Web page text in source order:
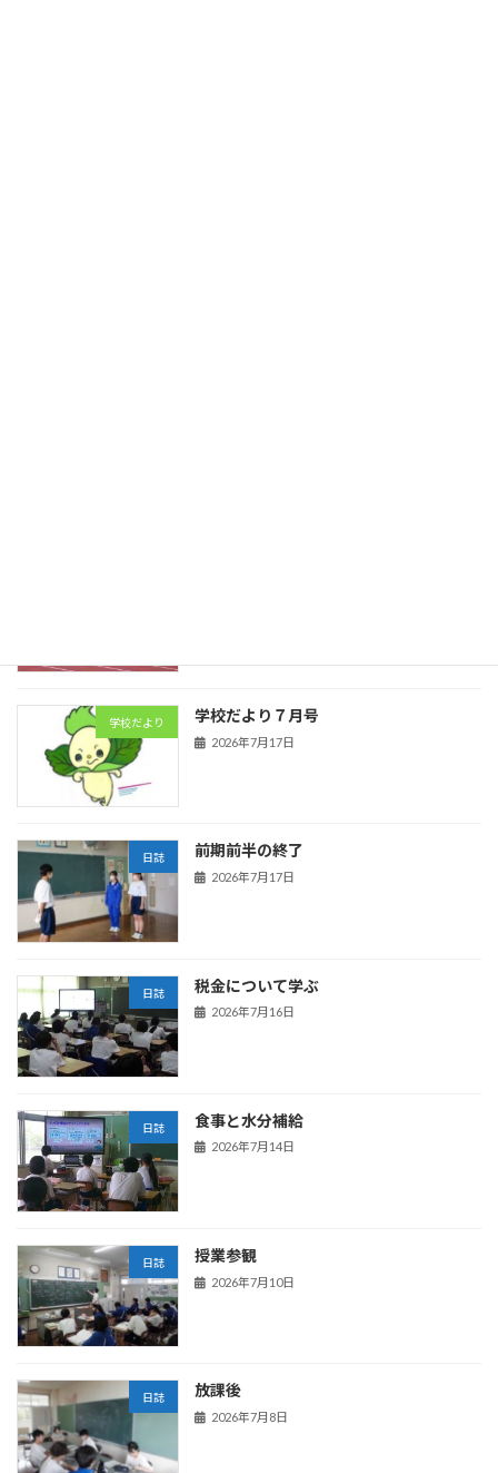
学校だより 学校だより７月号
2026年7月17日
日誌 前期前半の終了
2026年7月17日
日誌 税金について学ぶ
2026年7月16日
日誌 食事と水分補給
2026年7月14日
日誌 授業参観
2026年7月10日
日誌 放課後
2026年7月8日